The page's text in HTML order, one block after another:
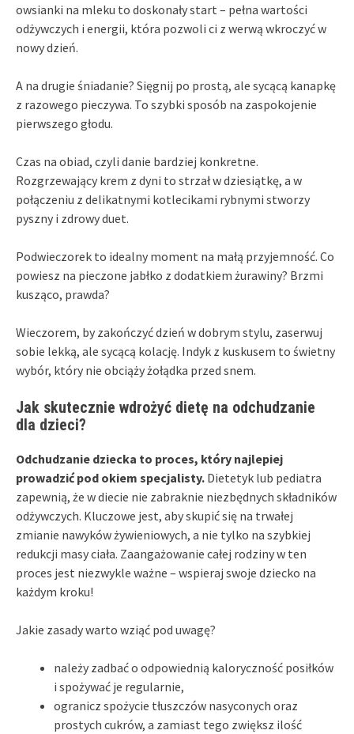
owsianki na mleku to doskonały start – pełna wartości
odżywczych i energii, która pozwoli ci z werwą wkroczyć w
nowy dzień.
A na drugie śniadanie? Sięgnij po prostą, ale sycącą kanapkę
z razowego pieczywa. To szybki sposób na zaspokojenie
pierwszego głodu.
Czas na obiad, czyli danie bardziej konkretne.
Rozgrzewający krem z dyni to strzał w dziesiątkę, a w
połączeniu z delikatnymi kotlecikami rybnymi stworzy
pyszny i zdrowy duet.
Podwieczorek to idealny moment na małą przyjemność. Co
powiesz na pieczone jabłko z dodatkiem żurawiny? Brzmi
kusząco, prawda?
Wieczorem, by zakończyć dzień w dobrym stylu, zaserwuj
sobie lekką, ale sycącą kolację. Indyk z kuskusem to świetny
wybór, który nie obciąży żołądka przed snem.
Jak skutecznie wdrożyć dietę na odchudzanie
dla dzieci?
Odchudzanie dziecka to proces, który najlepiej
prowadzić pod okiem specjalisty. Dietetyk lub pediatra
zapewnią, że w diecie nie zabraknie niezbędnych składników
odżywczych. Kluczowe jest, aby skupić się na trwałej
zmianie nawyków żywieniowych, a nie tylko na szybkiej
redukcji masy ciała. Zaangażowanie całej rodziny w ten
proces jest niezwykle ważne – wspieraj swoje dziecko na
każdym kroku!
Jakie zasady warto wziąć pod uwagę?
należy zadbać o odpowiednią kaloryczność posiłków
i spożywać je regularnie,
ogranicz spożycie tłuszczów nasyconych oraz
prostych cukrów, a zamiast tego zwiększ ilość